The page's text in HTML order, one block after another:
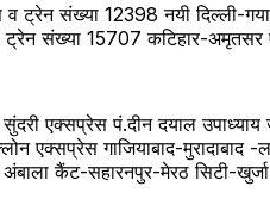
ट्रेन संख्या 12398 नयी दिल्ली-
15707 कटिहार-अमृतसर
एक्सप्रेस पं.दीन दयाल
एक्सप्रेस गाजियाबाद-मुरादाबाद
कैंट-सहारनपुर-मेरठ सिटी-